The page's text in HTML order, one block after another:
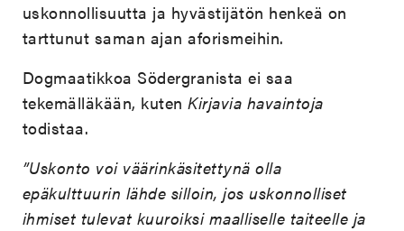
uskonnollisuutta ja hyvästijätön henkeä on
tarttunut saman ajan aforismeihin.
Dogmaatikkoa Södergranista ei saa
tekemälläkään, kutenKirjavia havaintoja
todistaa.
”Uskonto voi väärinkäsitettynä olla
epäkulttuurin lähde silloin, jos uskonnolliset
ihmiset tulevat kuuroiksi maalliselle taiteelle ja